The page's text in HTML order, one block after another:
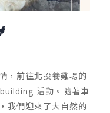
，前往北投養雞場的
活動。隨著車
我們迎來了大自然的